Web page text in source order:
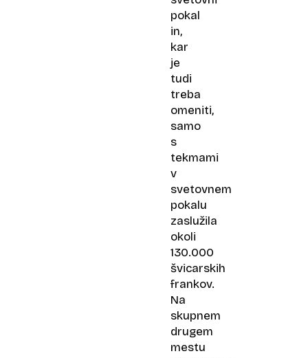
pokal
in,
kar
je
tudi
treba
omeniti,
samo
s
tekmami
v
svetovnem
pokalu
zaslužila
okoli
130.000
švicarskih
frankov.
Na
skupnem
drugem
mestu